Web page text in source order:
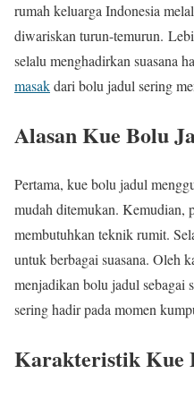
rumah keluarga Indonesia
diwariskan turun-temurun.
selalu menghadirkan suasana
masakdari bolu jadul sering
Alasan Kue Bolu
Pertama, kue bolu jadul
mudah ditemukan. Kemudian,
membutuhkan teknik rumit.
untuk berbagai suasana. Oleh
menjadikan bolu jadul sebagai
sering hadir pada momen
Karakteristik Kue